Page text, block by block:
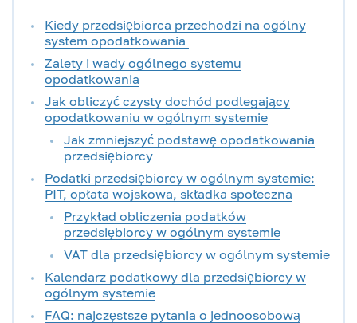
Kiedy przedsiębiorca przechodzi na ogólny
system opodatkowania
Zalety i wady ogólnego systemu
opodatkowania
Jak obliczyć czysty dochód podlegający
opodatkowaniu w ogólnym systemie
Jak zmniejszyć podstawę opodatkowania
przedsiębiorcy
Podatki przedsiębiorcy w ogólnym systemie:
PIT, opłata wojskowa, składka społeczna
Przykład obliczenia podatków
przedsiębiorcy w ogólnym systemie
VAT dla przedsiębiorcy w ogólnym systemie
Kalendarz podatkowy dla przedsiębiorcy w
ogólnym systemie
FAQ: najczęstsze pytania o jednoosobową